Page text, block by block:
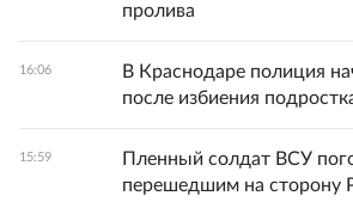
пролива
16:06
В Краснодаре полиция
после избиения
15:59
Пленный солдат ВСУ
перешедшим на сторону